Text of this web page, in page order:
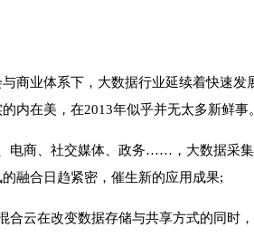
商业体系下，大数据行业延续着快速
内在美，在2013年似乎并无太多新鲜事
电商、社交媒体、政务……，大数据采
融合日趋紧密，催生新的应用成果;
合云在改变数据存储与共享方式的同时